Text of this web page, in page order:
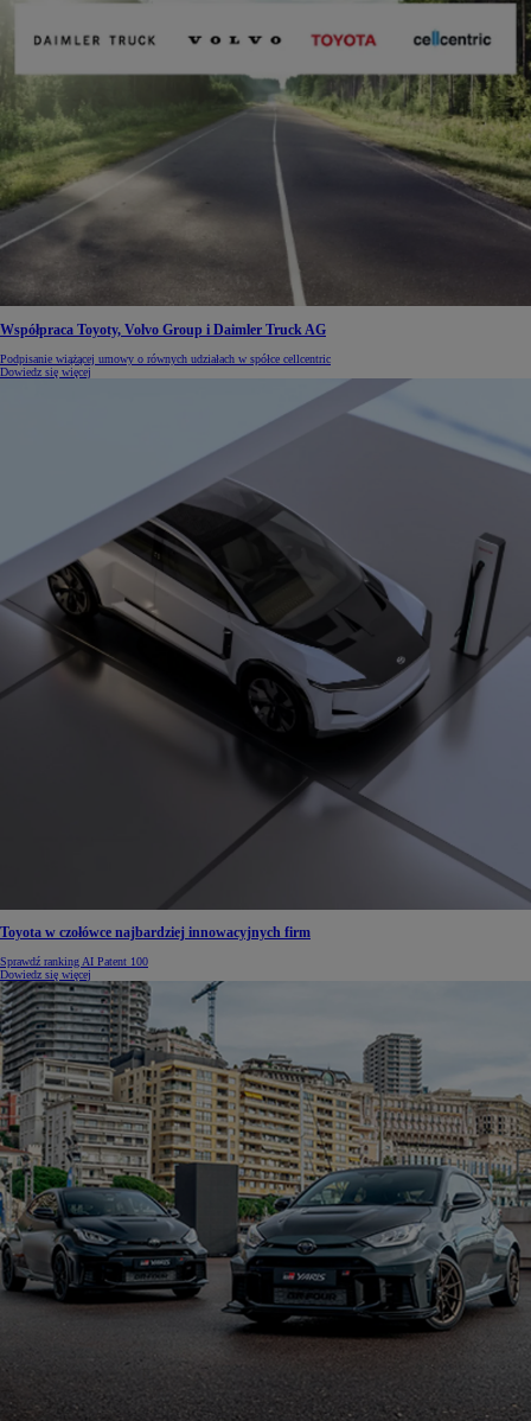
Współpraca Toyoty, Volvo Group i Daimler Truck AG
Podpisanie wiążącej umowy o równych udziałach w spółce cellcentric
Dowiedz się więcej
Toyota w czołówce najbardziej innowacyjnych firm
Sprawdź ranking AI Patent 100
Dowiedz się więcej